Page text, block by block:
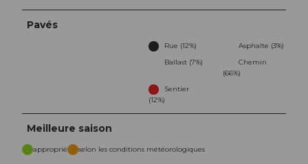
Pavés
Rue (12%)
Asphalte (3%)
Ballast (7%)
Chemin
(66%)
Sentier
(12%)
Meilleure saison
approprié selon les conditions météorologiques